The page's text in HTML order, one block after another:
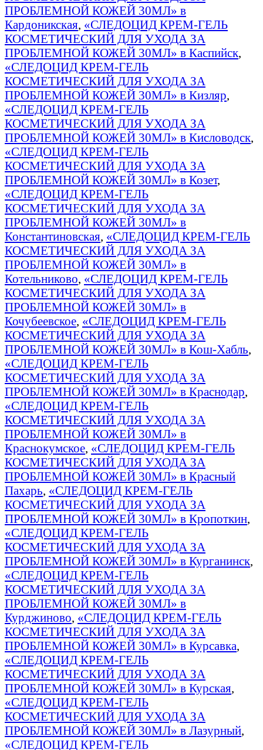
ПРОБЛЕМНОЙ КОЖЕЙ 30МЛ» в
Кардоникская, «СЛЕДОЦИД КРЕМ-ГЕЛЬ
КОСМЕТИЧЕСКИЙ ДЛЯ УХОДА ЗА
ПРОБЛЕМНОЙ КОЖЕЙ 30МЛ» в Каспийск,
«СЛЕДОЦИД КРЕМ-ГЕЛЬ
КОСМЕТИЧЕСКИЙ ДЛЯ УХОДА ЗА
ПРОБЛЕМНОЙ КОЖЕЙ 30МЛ» в Кизляр,
«СЛЕДОЦИД КРЕМ-ГЕЛЬ
КОСМЕТИЧЕСКИЙ ДЛЯ УХОДА ЗА
ПРОБЛЕМНОЙ КОЖЕЙ 30МЛ» в Кисловодск,
«СЛЕДОЦИД КРЕМ-ГЕЛЬ
КОСМЕТИЧЕСКИЙ ДЛЯ УХОДА ЗА
ПРОБЛЕМНОЙ КОЖЕЙ 30МЛ» в Козет,
«СЛЕДОЦИД КРЕМ-ГЕЛЬ
КОСМЕТИЧЕСКИЙ ДЛЯ УХОДА ЗА
ПРОБЛЕМНОЙ КОЖЕЙ 30МЛ» в
Константиновская, «СЛЕДОЦИД КРЕМ-ГЕЛЬ
КОСМЕТИЧЕСКИЙ ДЛЯ УХОДА ЗА
ПРОБЛЕМНОЙ КОЖЕЙ 30МЛ» в
Котельниково, «СЛЕДОЦИД КРЕМ-ГЕЛЬ
КОСМЕТИЧЕСКИЙ ДЛЯ УХОДА ЗА
ПРОБЛЕМНОЙ КОЖЕЙ 30МЛ» в
Кочубеевское, «СЛЕДОЦИД КРЕМ-ГЕЛЬ
КОСМЕТИЧЕСКИЙ ДЛЯ УХОДА ЗА
ПРОБЛЕМНОЙ КОЖЕЙ 30МЛ» в Кош-Хабль,
«СЛЕДОЦИД КРЕМ-ГЕЛЬ
КОСМЕТИЧЕСКИЙ ДЛЯ УХОДА ЗА
ПРОБЛЕМНОЙ КОЖЕЙ 30МЛ» в Краснодар,
«СЛЕДОЦИД КРЕМ-ГЕЛЬ
КОСМЕТИЧЕСКИЙ ДЛЯ УХОДА ЗА
ПРОБЛЕМНОЙ КОЖЕЙ 30МЛ» в
Краснокумское, «СЛЕДОЦИД КРЕМ-ГЕЛЬ
КОСМЕТИЧЕСКИЙ ДЛЯ УХОДА ЗА
ПРОБЛЕМНОЙ КОЖЕЙ 30МЛ» в Красный
Пахарь, «СЛЕДОЦИД КРЕМ-ГЕЛЬ
КОСМЕТИЧЕСКИЙ ДЛЯ УХОДА ЗА
ПРОБЛЕМНОЙ КОЖЕЙ 30МЛ» в Кропоткин,
«СЛЕДОЦИД КРЕМ-ГЕЛЬ
КОСМЕТИЧЕСКИЙ ДЛЯ УХОДА ЗА
ПРОБЛЕМНОЙ КОЖЕЙ 30МЛ» в Курганинск,
«СЛЕДОЦИД КРЕМ-ГЕЛЬ
КОСМЕТИЧЕСКИЙ ДЛЯ УХОДА ЗА
ПРОБЛЕМНОЙ КОЖЕЙ 30МЛ» в
Курджиново, «СЛЕДОЦИД КРЕМ-ГЕЛЬ
КОСМЕТИЧЕСКИЙ ДЛЯ УХОДА ЗА
ПРОБЛЕМНОЙ КОЖЕЙ 30МЛ» в Курсавка,
«СЛЕДОЦИД КРЕМ-ГЕЛЬ
КОСМЕТИЧЕСКИЙ ДЛЯ УХОДА ЗА
ПРОБЛЕМНОЙ КОЖЕЙ 30МЛ» в Курская,
«СЛЕДОЦИД КРЕМ-ГЕЛЬ
КОСМЕТИЧЕСКИЙ ДЛЯ УХОДА ЗА
ПРОБЛЕМНОЙ КОЖЕЙ 30МЛ» в Лазурный,
«СЛЕДОЦИД КРЕМ-ГЕЛЬ